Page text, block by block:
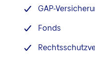
GAP-
Fonds